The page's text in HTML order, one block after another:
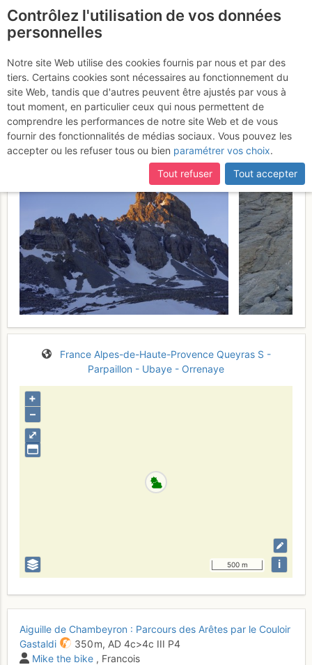
Aiguille du Chambeyron
: Parcours des Arêtes par
le Couloir Gastaldi
Samedi 17 juin
2017
France Alpes-de-Haute-Provence Queyras S -
Parpaillon - Ubaye - Orrenaye
⤢
+
–
500 m i
Aiguille de Chambeyron : Parcours des Arêtes par le Couloir
Gastaldi
350 m, AD 4c>4c III P4
Mike the bike , Francois
Contrôlez l'utilisation de vos données
personnelles
Notre site Web utilise des cookies fournis par nous et par des
tiers. Certains cookies sont nécessaires au fonctionnement du
site Web, tandis que d'autres peuvent être ajustés par vous à
tout moment, en particulier ceux qui nous permettent de
comprendre les performances de notre site Web et de vous
fournir des fonctionnalités de médias sociaux. Vous pouvez les
accepter ou les refuser tous ou bien paramétrer vos choix.
Tout refuser
Tout accepter